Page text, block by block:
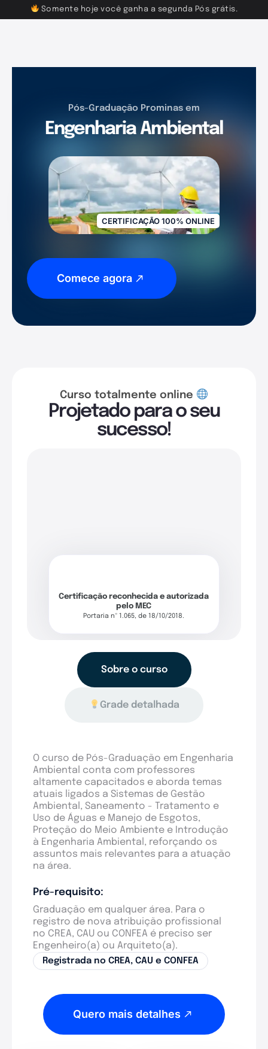
Somente hoje você ganha a segunda Pós grátis.
Pós-Graduação Prominas em
Engenharia Ambiental
CERTIFICAÇÃO 100% ONLINE
Comece agora
Curso totalmente online
Projetado para o seu
sucesso!
Certificação reconhecida e autorizada
pelo MEC
Portaria nº 1.065, de 18/10/2018.
Sobre o curso
Grade detalhada
O curso de Pós-Graduação em Engenharia
Ambiental conta com professores
altamente capacitados e aborda temas
atuais ligados a Sistemas de Gestão
Ambiental, Saneamento - Tratamento e
Uso de Águas e Manejo de Esgotos,
Proteção do Meio Ambiente e Introdução
à Engenharia Ambiental, reforçando os
assuntos mais relevantes para a atuação
na área.
Pré-requisito:
Graduação em qualquer área. Para o
registro de nova atribuição profissional
no CREA, CAU ou CONFEA é preciso ser
Engenheiro(a) ou Arquiteto(a).
Registrada no CREA, CAU e CONFEA
Quero mais detalhes